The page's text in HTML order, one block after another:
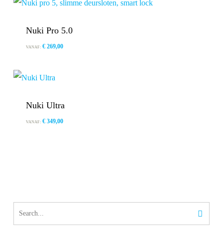
€ 577,00.€ 499,00.
Nuki Pro 5.0
VANAF: €269,00
Nuki Ultra
VANAF: €349,00